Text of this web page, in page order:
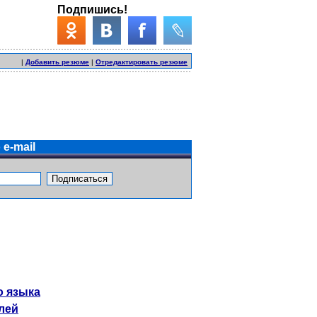
Подпишись!
| Добавить резюме | Отредактировать резюме
mail
языка